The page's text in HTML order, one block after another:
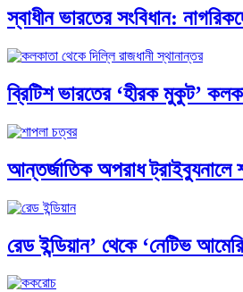
ভারত মহাসাগরের অশ্রু:
ক্রূরতা ও ধ্বংসের মহাকাব্য:
ব্রাজিল ও আর্জেন্টিনার কালো
পূর্ব ইউরোপ বনাম তুরস্ক: শত…
স্বাধীন ভারতের সংবিধান:
ব্রিটিশ ভারতের ‘হীরক মুকুট’
আন্তর্জাতিক অপরাধ
রেড ইন্ডিয়ান’ থেকে ‘নেটিভ